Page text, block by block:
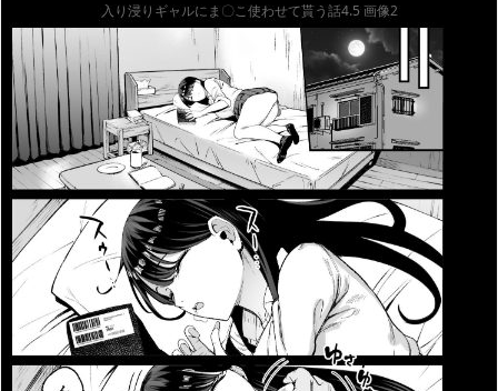
入り浸りギャルにま〇こ使わせて貰う話4.5 画像2